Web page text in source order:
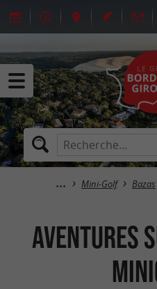
Mini-Golf Bazas
Aventures